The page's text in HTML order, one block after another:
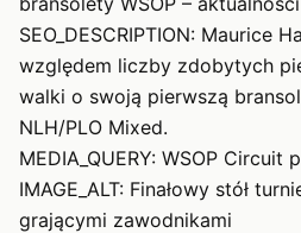
SEO_DESCRIPTION: Maurice
względem liczby zdobytych
walki o swoją pierwszą
NLH/PLO Mixed.
MEDIA_QUERY: WSOP
IMAGE_ALT: Finałowy stół
grającymi zawodnikami